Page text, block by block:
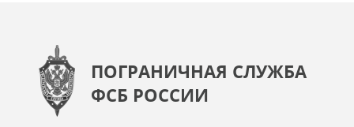
ПОГРАНИЧНАЯ СЛУЖБА
ФСБ РОССИИ